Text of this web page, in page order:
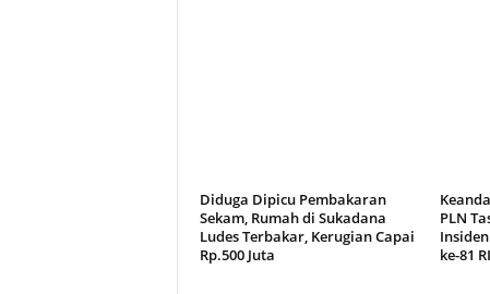
Diduga Dipicu Pembakaran
Sekam, Rumah di Sukadana
Ludes Terbakar, Kerugian Capai
Rp.500 Juta
PLN
ke-81 RI